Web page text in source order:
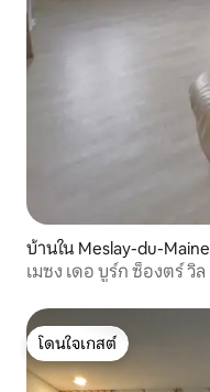
บ้านใน Meslay-du-Maine
เมซง เดอ บูร์ก ซ็องตร์ วิล
โดนใจเกสต์
โดนใจเกสต์